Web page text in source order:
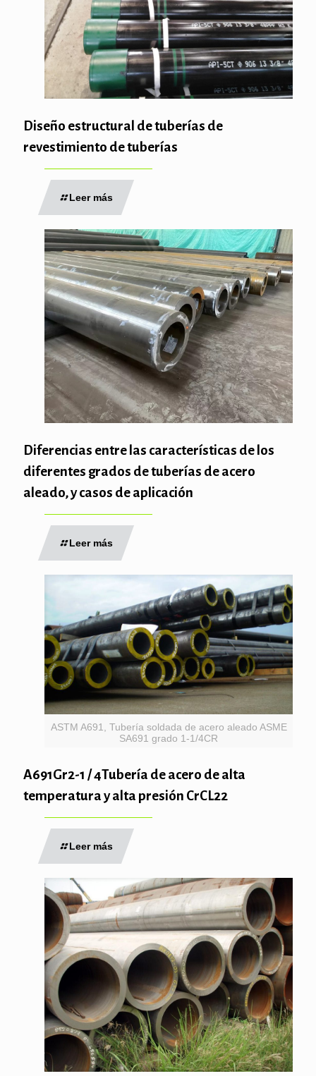
Diseño estructural de tuberías de
revestimiento de tuberías
Leer más
Diferencias entre las características de los
diferentes grados de tuberías de acero
aleado, y casos de aplicación
Leer más
ASTM A691, Tubería soldada de acero aleado ASME
SA691 grado 1-1/4CR
A691Gr2-1 / 4Tubería de acero de alta
temperatura y alta presión CrCL22
Leer más